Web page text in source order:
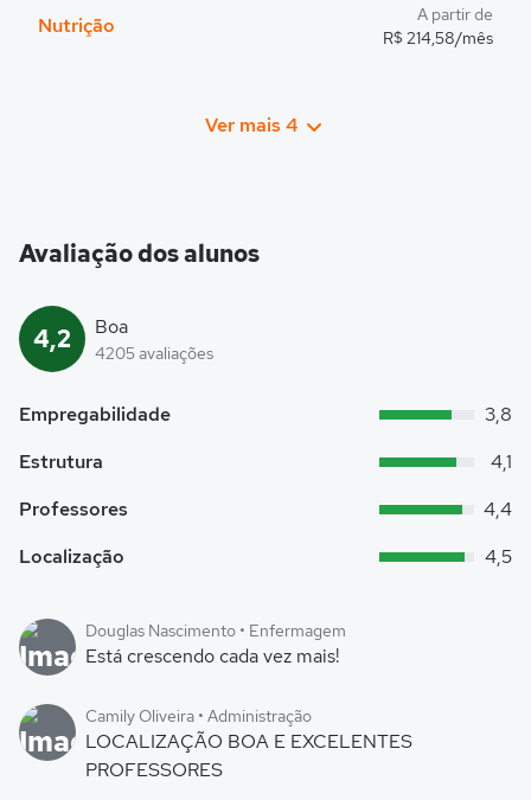
Nutrição
A partir de
R$ 214,58/mês
Ver mais 4
Avaliação dos alunos
4,2 Boa
4205 avaliações
Empregabilidade
3,8
Estrutura
4,1
Professores
4,4
Localização
4,5
Douglas Nascimento • Enfermagem
Está crescendo cada vez mais!
Camily Oliveira • Administração
LOCALIZAÇÃO BOA E EXCELENTES
PROFESSORES